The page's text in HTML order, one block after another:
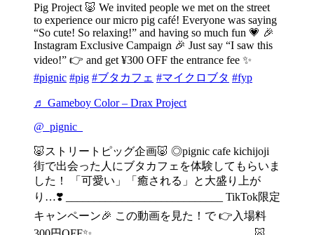
Pig Project 🐷 We invited people we met on the street
to experience our micro pig café! Everyone was saying
“So cute! So relaxing!” and having so much fun 💗 🎉
Instagram Exclusive Campaign 🎉 Just say “I saw this
video!” 👉 and get ¥300 OFF the entrance fee ✨
#pignic #pig #ブタカフェ #マイクロブタ #fyp
♬ Gameboy Color – Drax Project
@_pignic_
🐷ストリートピッグ企画🐷 ◎pignic cafe kichijoji
街で出会った人にブタカフェを体験してもらいま
した！ 「可愛い」「癒される」と大盛り上が
り…❣️ ____________________________ TikTok限定
キャンペーン🎉 この動画を見た！で 👉入場料